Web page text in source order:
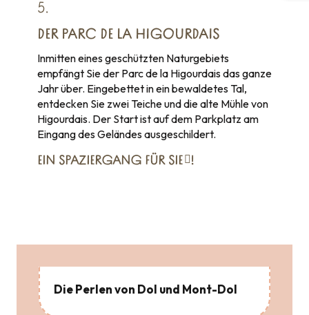
5.
DER PARC DE LA HIGOURDAIS
Inmitten eines geschützten Naturgebiets
empfängt Sie der Parc de la Higourdais das ganze
Jahr über. Eingebettet in ein bewaldetes Tal,
entdecken Sie zwei Teiche und die alte Mühle von
Higourdais. Der Start ist auf dem Parkplatz am
Eingang des Geländes ausgeschildert.
EIN SPAZIERGANG FÜR SIE !
Die Perlen von Dol und Mont-Dol